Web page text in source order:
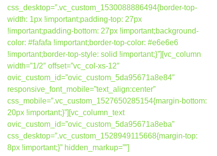
css_desktop=”.vc_custom_1530088886494{border-top-
width: 1px !important;padding-top: 27px
!important;padding-bottom: 27px !important;background-
color: #fafafa !important;border-top-color: #e6e6e6
!important;border-top-style: solid !important;}”][vc_column
width=”1/2″ offset=”vc_col-xs-12″
ovic_custom_id=”ovic_custom_5da95671a8e84″
responsive_font_mobile=”text_align:center”
css_mobile=”.vc_custom_1527650285154{margin-bottom:
20px !important;}”][vc_column_text
ovic_custom_id=”ovic_custom_5da95671a8eba”
css_desktop=”.vc_custom_1528949115668{margin-top:
8px !important;}” hidden_markup=””]